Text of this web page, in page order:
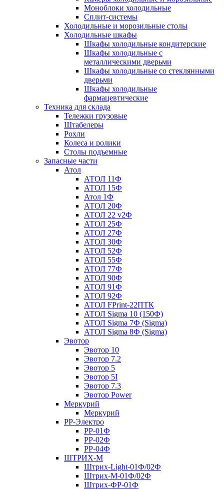
Моноблоки холодильные
Сплит-системы
Холодильные и морозильные столы
Холодильные шкафы
Шкафы холодильные кондитерские
Шкафы холодильные с
металлическими дверьми
Шкафы холодильные со стеклянными
дверьми
Шкафы холодильные
фармацевтические
Техника для склада
Тележки грузовые
Штабелеры
Рохли
Колеса и ролики
Столы подъемные
Запасные части
Атол
АТОЛ 11Ф
АТОЛ 15Ф
Атол 1Ф
АТОЛ 20Ф
АТОЛ 22 v2Ф
АТОЛ 25Ф
АТОЛ 27Ф
АТОЛ 30Ф
АТОЛ 52Ф
АТОЛ 55Ф
АТОЛ 77Ф
АТОЛ 90Ф
АТОЛ 91Ф
АТОЛ 92Ф
АТОЛ FPrint-22ПТК
АТОЛ Sigma 10 (150Ф)
АТОЛ Sigma 7Ф (Sigma)
АТОЛ Sigma 8Ф (Sigma)
Эвотор
Эвотор 10
Эвотор 7.2
Эвотор 5
Эвотор 5I
Эвотор 7.3
Эвотор Power
Меркурий
Меркурий
РР-Электро
РР-01Ф
РР-02Ф
РР-04Ф
ШТРИХ-М
Штрих-Light-01Ф/02Ф
Штрих-М-01Ф/02Ф
Штрих-ФР-01Ф